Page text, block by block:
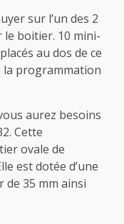
sur l’un des 2
le boitier. 10 mini-
au dos de ce
la programmation
aurez besoins
Cette
ovale de
est dotée d’une
de 35 mm ainsi